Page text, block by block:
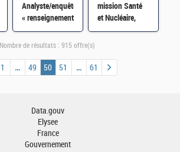
Analyste/enquêteur
« renseignement
criminel » H/F
mission Santé
et Nucléaire,
référent
départements
30 et 34 H/F
Nombre de résultats : 915 offre(s)
1 49 50 51 61
Data.gouv
Elysee
France
Gouvernement